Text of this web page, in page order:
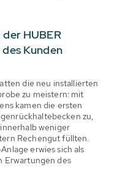
HUBER
Kunden
die neu installierten
zu meistern: mit
kamen die ersten
zu,
weniger
Rechengut füllten.
erwies sich als
Erwartungen des